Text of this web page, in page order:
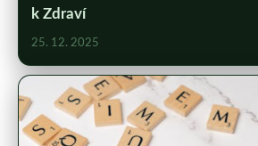
k Zdraví
25. 12. 2025